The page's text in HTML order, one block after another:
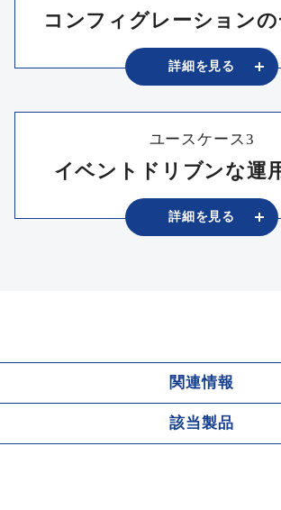
コンフィグレーションの
詳細を⾒る
ユースケース3
イベントドリブンな運
詳細を⾒る
関連情報
該当製品